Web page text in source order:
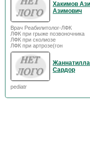
Хакимов
Азимович
Врач Реабилитолог-ЛФК
ЛФК при грыже позвоночника
ЛФК при сколиозе
ЛФК при артрозе(гон
Сардор
pediatr